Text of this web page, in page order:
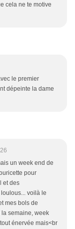
cela ne te motive
le premier
dépeinte la dame
un week end de
pour
et des
voilà le
mes bols de
semaine, week
énervée mais<br